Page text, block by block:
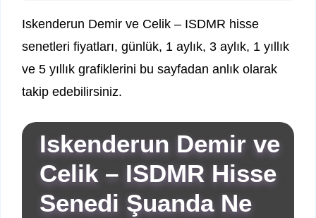
Iskenderun Demir ve Celik – ISDMR hisse
senetleri fiyatları, günlük, 1 aylık, 3 aylık, 1 yıllık
ve 5 yıllık grafiklerini bu sayfadan anlık olarak
takip edebilirsiniz.
Iskenderun Demir ve
Celik – ISDMR Hisse
Senedi Şuanda Ne